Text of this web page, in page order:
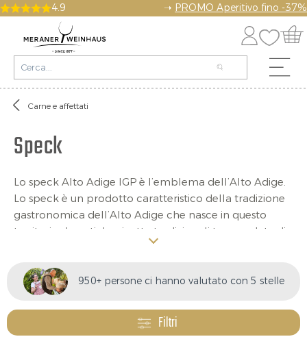
4.9 ➝ PROMO Aperitivo fino -37%
Carne e affettati
Speck
Lo speck Alto Adige IGP è l’emblema dell’Alto Adige.
Lo speck è un prodotto caratteristico della tradizione
gastronomica dell’Alto Adige che nasce in questo
territorio da antiche ricette tradizionali tramandate di
generazione in generazione. Speziato, alle erbe,
affumicato, stagionato all’aria fresca di montagna, lo
speck altoatesino è una specialità che non ha eguali. Il
gusto è eccellente e il suo carattere è versatile: amato
da grandi e piccini è ideale per preparare la tipica
Marende altoatesina, è ottimo da gustare dopo
950+ persone ci hanno valutato con 5 stelle
Filtri